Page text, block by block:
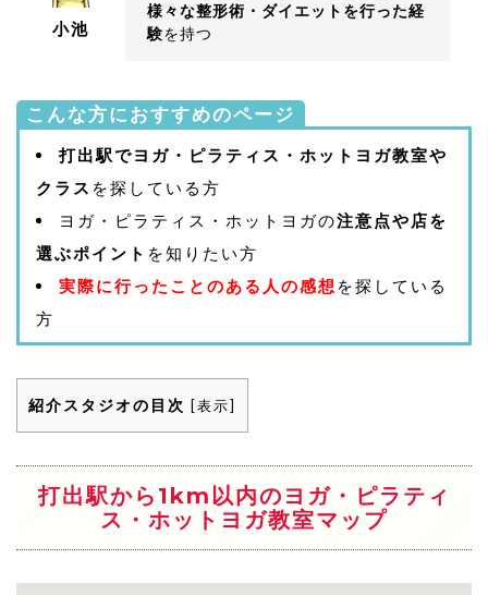
小池
様々な整形術・ダイエットを行った経
験を持つ
こんな方におすすめのページ
打出駅でヨガ・ピラティス・ホットヨガ教室や
クラス を探している方
ヨガ・ピラティス・ホットヨガの注意点や店を
選ぶポイント を知りたい方
実際に行ったことのある人の感想 を探している
方
紹介スタジオの目次 [表示]
打出駅から1km以内のヨガ・ピラティ
ス・ホットヨガ教室マップ